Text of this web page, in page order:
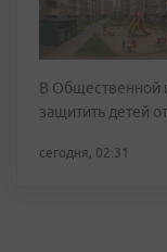
В Общественной
защитить детей
сегодня, 02:31